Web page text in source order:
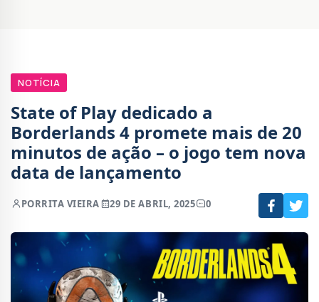
NOTÍCIA
State of Play dedicado a
Borderlands 4 promete mais de 20
minutos de ação – o jogo tem nova
data de lançamento
PORRITA VIEIRA 29 DE ABRIL, 2025 0